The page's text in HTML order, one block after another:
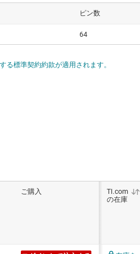
ピン数
64
る標準契約約款が適用されます。